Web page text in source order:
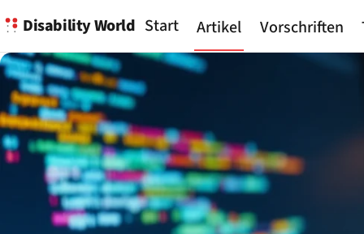
Disability World Start Artikel Vorschriften